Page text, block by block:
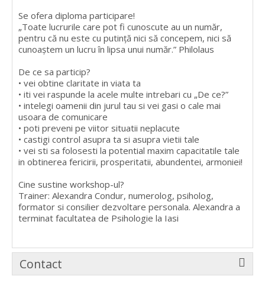
Se ofera diploma participare!
„Toate lucrurile care pot fi cunoscute au un număr,
pentru că nu este cu putinţă nici să concepem, nici să
cunoaştem un lucru în lipsa unui număr.” Philolaus
De ce sa particip?
• vei obtine claritate in viata ta
• iti vei raspunde la acele multe intrebari cu „De ce?”
• intelegi oamenii din jurul tau si vei gasi o cale mai
usoara de comunicare
• poti preveni pe viitor situatii neplacute
• castigi control asupra ta si asupra vietii tale
• vei sti sa folosesti la potential maxim capacitatile tale
in obtinerea fericirii, prosperitatii, abundentei, armoniei!
Cine sustine workshop-ul?
Trainer: Alexandra Condur, numerolog, psiholog,
formator si consilier dezvoltare personala. Alexandra a
terminat facultatea de Psihologie la Iasi
Contact